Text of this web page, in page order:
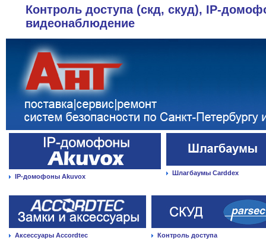
Контроль доступа (скд, скуд), IP-
видеонаблюдение
IP-домофоны Akuvox Шлагбаумы Carddex
Аксессуары Accordtec Контроль доступа